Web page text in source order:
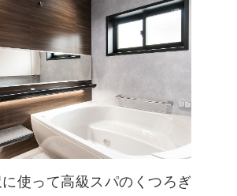
使って高級スパのくつろぎ